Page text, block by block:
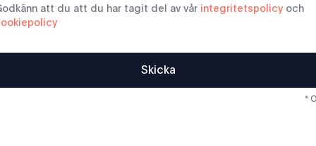
* att du att du har tagit del av vår integritetspolicyoch
Skicka
*